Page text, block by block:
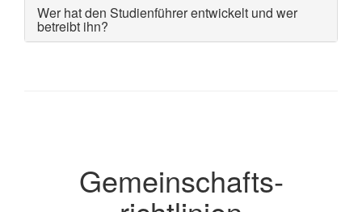
Wer hat den Studienführer entwickelt und wer
betreibt ihn?
Gemeinschafts­